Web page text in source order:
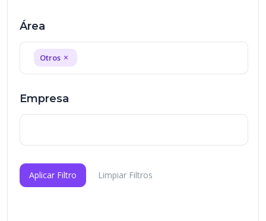
Área
Otros ×
Empresa
Aplicar Filtro Limpiar Filtros